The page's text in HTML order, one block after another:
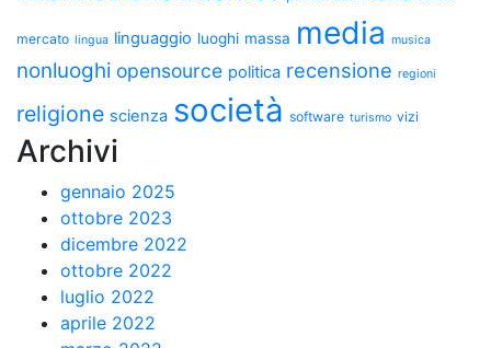
mercato lingua linguaggio luoghi massa media musica
nonluoghi opensource politica recensione regioni
religione scienza società software turismo vizi
Archivi
gennaio 2025
ottobre 2023
dicembre 2022
ottobre 2022
luglio 2022
aprile 2022